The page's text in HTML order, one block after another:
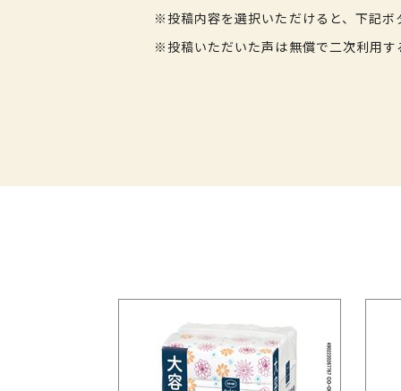
※投稿内容を選択いただけると、下記ボ
※投稿いただいた声は無償で二次利用す